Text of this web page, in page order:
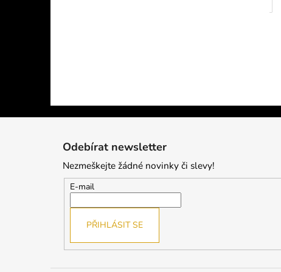
Odebírat newsletter
Nezmeškejte žádné novinky či slevy!
E-mail
PŘIHLÁSIT SE